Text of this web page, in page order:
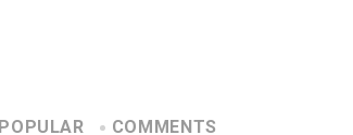
POPULAR COMMENTS